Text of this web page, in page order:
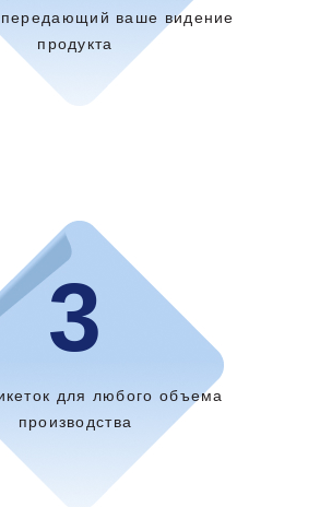
ваше видение
продукта
3
для любого объема
производства